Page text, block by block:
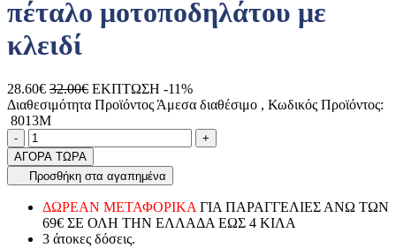
πέταλο μοτοποδηλάτου με
κλειδί
28.60€ 32.00€ ΕΚΠΤΩΣΗ -11%
Διαθεσιμότητα Προϊόντος Άμεσα διαθέσιμο , Κωδικός Προϊόντος:
8013M
Ποσότητα
-product.increase.quantity +
ΑΓΟΡΑ ΤΩΡΑ
Προσθήκη στα αγαπημένα
ΔΩΡΕΑΝ ΜΕΤΑΦΟΡΙΚΑ ΓΙΑ ΠΑΡΑΓΓΕΛΙΕΣ ΑΝΩ ΤΩΝ
69€ ΣΕ ΟΛΗ ΤΗΝ ΕΛΛΑΔΑ ΕΩΣ 4 ΚΙΛΑ
3 άτοκες δόσεις.